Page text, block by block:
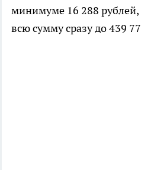
минимуме 16 288 рублей,
всю сумму сразу до 439